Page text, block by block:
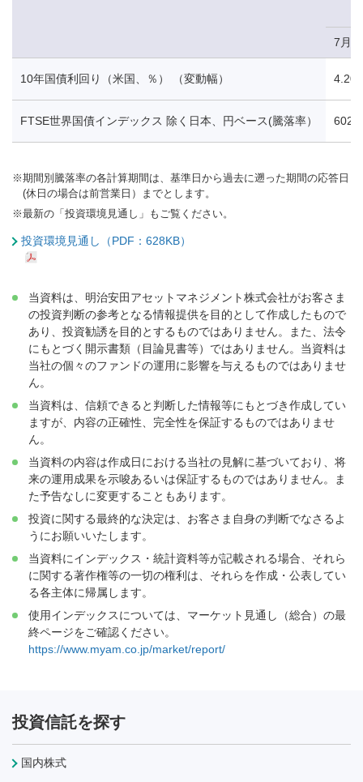
7月
10年国債利回り（米国、％） （変動幅） 4.20
FTSE世界国債インデックス 除く日本、円ベース(騰落率）
※期間別騰落率の各計算期間は、基準日から過去に遡った期間の応答日
(休日の場合は前営業日）までとします。
※最新の「投資環境見通し」もご覧ください。
投資環境見通し（PDF：628KB）
当資料は、明治安田アセットマネジメント株式会社がお客さま
の投資判断の参考となる情報提供を目的として作成したもので
あり、投資勧誘を目的とするものではありません。また、法令
にもとづく開示書類（目論見書等）ではありません。当資料は
当社の個々のファンドの運用に影響を与えるものではありませ
ん。
当資料は、信頼できると判断した情報等にもとづき作成してい
ますが、内容の正確性、完全性を保証するものではありませ
ん。
当資料の内容は作成日における当社の見解に基づいており、将
来の運用成果を示唆あるいは保証するものではありません。ま
た予告なしに変更することもあります。
投資に関する最終的な決定は、お客さま自身の判断でなさるよ
うにお願いいたします。
当資料にインデックス・統計資料等が記載される場合、それら
に関する著作権等の一切の権利は、それらを作成・公表してい
る各主体に帰属します。
使用インデックスについては、マーケット見通し（総合）の最
終ページをご確認ください。
https://www.myam.co.jp/market/report/
投資信託を探す
国内株式